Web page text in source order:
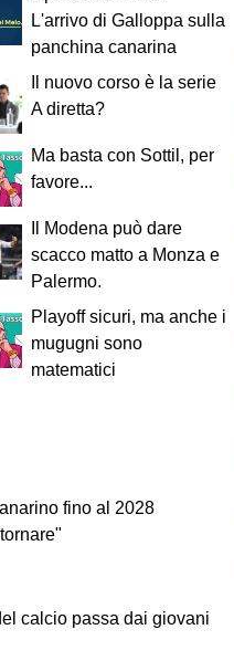
L'arrivo di Galloppa sulla
panchina canarina
Il nuovo corso è la serie
A diretta?
Ma basta con Sottil, per
favore...
Il Modena può dare
scacco matto a Monza e
Palermo.
Playoff sicuri, ma anche i
mugugni sono
matematici
fino al 2028
calcio passa dai giovani